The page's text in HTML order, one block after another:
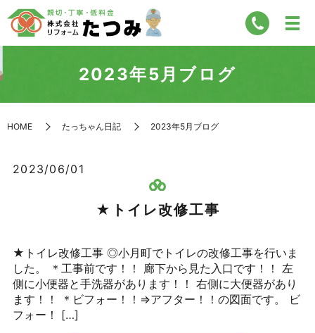
2023年5月ブログ
HOME たっちゃん日記 2023年5月ブログ
2023/06/01
★トイレ改修工事
★トイレ改修工事 ◎小月町でトイレの改修工事を行いま
した。 ＊工事前です！！ 廊下から見た入口です！！ 左
側に小便器と手洗器があります！！ 右側に大便器があり
ます！！ ＊ビフォー！！⇒アフター！！の図面です。 ビ
フォー！ […]